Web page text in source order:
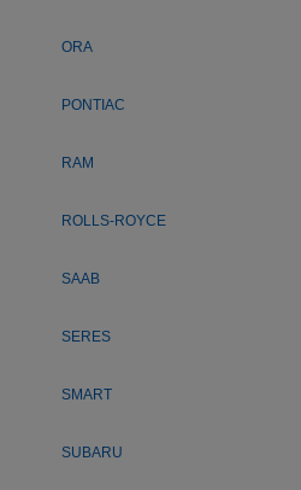
ORA
PONTIAC
RAM
ROLLS-ROYCE
SAAB
SERES
SMART
SUBARU